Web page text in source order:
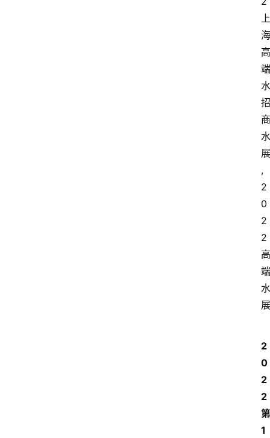
上
海
高
端
水
招
商
水
展
,
2
0
2
2
高
端
水
展
2
0
2
2
第
1